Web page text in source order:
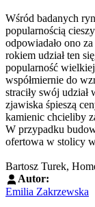
Wśród badanych
popularnością
odpowiadało ono
rokiem udział ten
popularność
współmiernie do
straciły swój
zjawiska śpieszą
kamienic chcieliby
W przypadku
ofertowa w stolicy
Bartosz Turek,
Autor:
Emilia Zakrzewska